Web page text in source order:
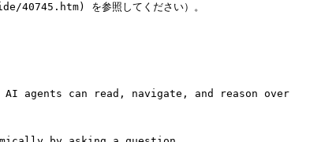
を参照してください）。
agents can read, navigate, and reason over